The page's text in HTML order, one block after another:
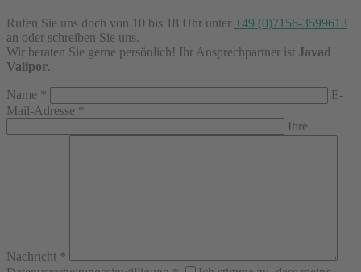
Rufen Sie uns doch von 10 bis 18 Uhr unter +49 (0)7156-3599613
an oder schreiben Sie uns.
Wir beraten Sie gerne persönlich! Ihr Ansprechpartner ist Javad
Valipor.
Name *
E-
Mail-Adresse *
Ihre
Nachricht *